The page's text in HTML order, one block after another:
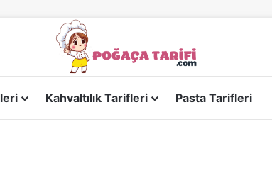
Kahvaltılık Tarifleri Pasta Tarifleri